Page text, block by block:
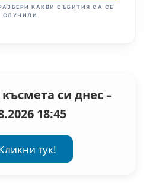
КАКВИ СЪБИТИЯ СА СЕ
СЛУЧИЛИ
си днес –
18:45
тук!